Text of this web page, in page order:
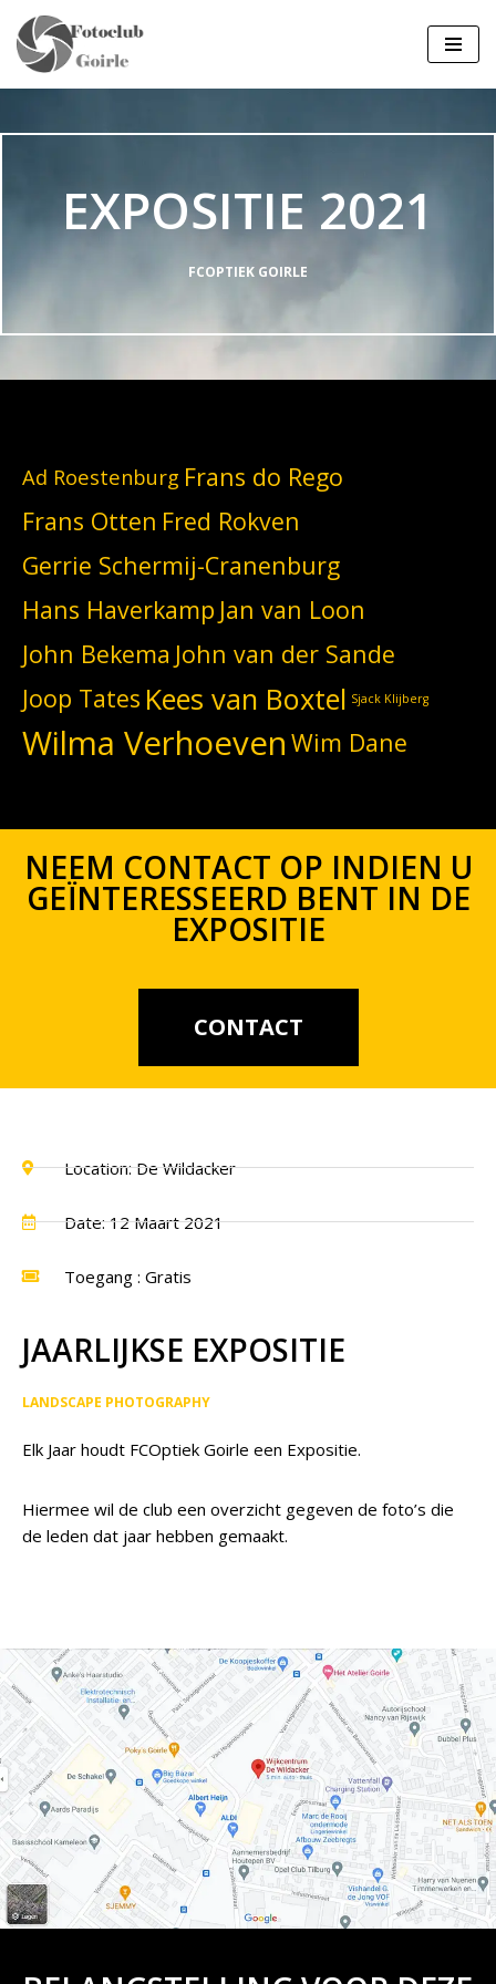
Ga
naar
inhoud
EXPOSITIE 2021
FCOPTIEK GOIRLE
Ad Roestenburg Frans do Rego
Frans Otten Fred Rokven
Gerrie Schermij-Cranenburg
Hans Haverkamp Jan van Loon
John Bekema John van der Sande
Joop Tates Kees van Boxtel Sjack Klijberg
Wilma Verhoeven Wim Dane
NEEM CONTACT OP INDIEN U
GEÏNTERESSEERD BENT IN DE
EXPOSITIE
CONTACT
Location: De Wildacker
Date: 12 Maart 2021
Toegang : Gratis
JAARLIJKSE EXPOSITIE
LANDSCAPE PHOTOGRAPHY
Elk Jaar houdt FCOptiek Goirle een Expositie.
Hiermee wil de club een overzicht gegeven de foto’s die
de leden dat jaar hebben gemaakt.